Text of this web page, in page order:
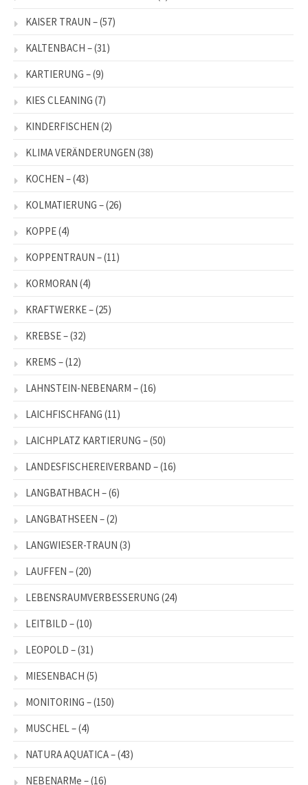
KAISER TRAUN –(57)
KALTENBACH –(31)
KARTIERUNG –(9)
KIES CLEANING (7)
KINDERFISCHEN (2)
KLIMA VERÄNDERUNGEN (38)
KOCHEN –(43)
KOLMATIERUNG –(26)
KOPPE(4)
KOPPENTRAUN –(11)
KORMORAN (4)
KRAFTWERKE –(25)
KREBSE –(32)
KREMS –(12)
LAHNSTEIN-NEBENARM –(16)
LAICHFISCHFANG (11)
LAICHPLATZ KARTIERUNG –(50)
LANDESFISCHEREIVERBAND –(16)
LANGBATHBACH –(6)
LANGBATHSEEN –(2)
LANGWIESER-TRAUN (3)
LAUFFEN –(20)
LEBENSRAUMVERBESSERUNG (24)
LEITBILD –(10)
LEOPOLD –(31)
MIESENBACH (5)
MONITORING –(150)
MUSCHEL –(4)
NATURA AQUATICA –(43)
NEBENARMe –(16)